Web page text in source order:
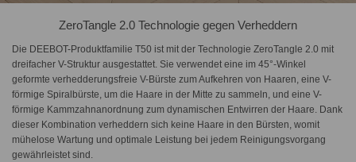
ZeroTangle 2.0 Technologie gegen Verheddern
Die DEEBOT-Produktfamilie T50 ist mit der Technologie ZeroTangle 2.0 mit
dreifacher V-Struktur ausgestattet. Sie verwendet eine im 45°-Winkel
geformte verhedderungsfreie V-Bürste zum Aufkehren von Haaren, eine V-
förmige Spiralbürste, um die Haare in der Mitte zu sammeln, und eine V-
förmige Kammzahnanordnung zum dynamischen Entwirren der Haare. Dank
dieser Kombination verheddern sich keine Haare in den Bürsten, womit
mühelose Wartung und optimale Leistung bei jedem Reinigungsvorgang
gewährleistet sind.